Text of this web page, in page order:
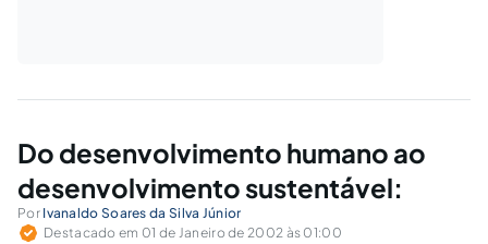
Do desenvolvimento humano ao
desenvolvimento sustentável:
Por Ivanaldo Soares da Silva Júnior
Destacado em 01 de Janeiro de 2002 às 01:00